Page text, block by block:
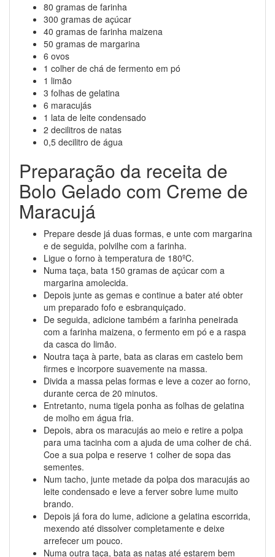
80 gramas de farinha
300 gramas de açúcar
40 gramas de farinha maizena
50 gramas de margarina
6 ovos
1 colher de chá de fermento em pó
1 limão
3 folhas de gelatina
6 maracujás
1 lata de leite condensado
2 decilitros de natas
0,5 decilitro de água
Preparação da receita de
Bolo Gelado com Creme de
Maracujá
Prepare desde já duas formas, e unte com margarina
e de seguida, polvilhe com a farinha.
Ligue o forno à temperatura de 180ºC.
Numa taça, bata 150 gramas de açúcar com a
margarina amolecida.
Depois junte as gemas e continue a bater até obter
um preparado fofo e esbranquiçado.
De seguida, adicione também a farinha peneirada
com a farinha maizena, o fermento em pó e a raspa
da casca do limão.
Noutra taça à parte, bata as claras em castelo bem
firmes e incorpore suavemente na massa.
Divida a massa pelas formas e leve a cozer ao forno,
durante cerca de 20 minutos.
Entretanto, numa tigela ponha as folhas de gelatina
de molho em água fria.
Depois, abra os maracujás ao meio e retire a polpa
para uma tacinha com a ajuda de uma colher de chá.
Coe a sua polpa e reserve 1 colher de sopa das
sementes.
Num tacho, junte metade da polpa dos maracujás ao
leite condensado e leve a ferver sobre lume muito
brando.
Depois já fora do lume, adicione a gelatina escorrida,
mexendo até dissolver completamente e deixe
arrefecer um pouco.
Numa outra taça, bata as natas até estarem bem